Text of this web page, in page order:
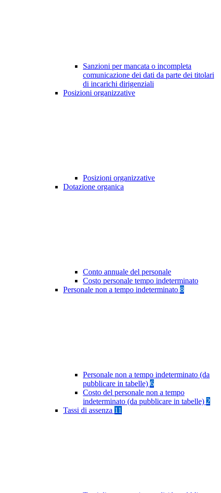
Sanzioni per mancata o incompleta
comunicazione dei dati da parte dei titolari
di incarichi dirigenziali
Posizioni organizzative
Posizioni organizzative
Dotazione organica
Conto annuale del personale
Costo personale tempo indeterminato
Personale non a tempo indeterminato 8
Personale non a tempo indeterminato (da
pubblicare in tabelle) 6
Costo del personale non a tempo
indeterminato (da pubblicare in tabelle) 2
Tassi di assenza 11